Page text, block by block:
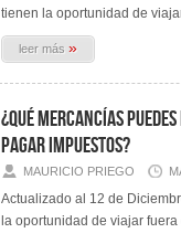
tienen la oportunidad de
leer más »
¿Qué mercancías
pagar impuestos?
MAURICIO PRIEGO
Actualizado al 12 de
la oportunidad de viajar